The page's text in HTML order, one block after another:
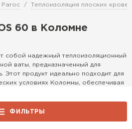
Paroc Теплоизоляция плоских
60 в Коломне
собой надежный теплоизоляционный
ваты, предназначенный для
Этот продукт идеально подходит для
условиях Коломны, обеспечивая
в строительных проектах
ФИЛЬТРЫ
Ветонит
Profiplex
ПЕРЕЙТИ